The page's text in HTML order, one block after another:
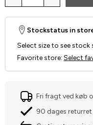
Stockstatus in
Select size to see
Favorite store: Select
Fri fragt ved køb
90 dages